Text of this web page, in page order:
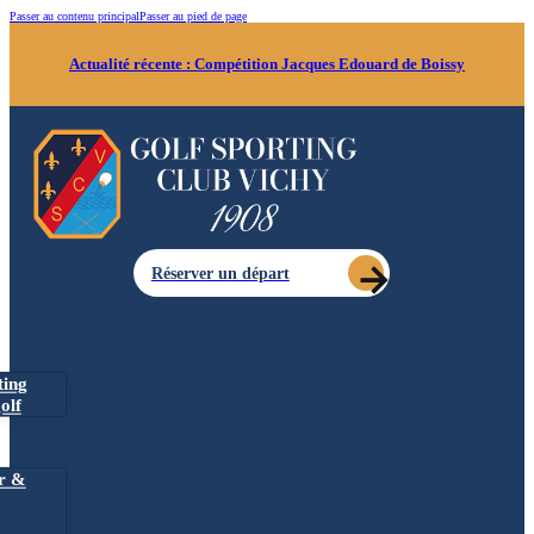
Passer au contenu principalPasser au pied de page
Actualité récente : Compétition Jacques Edouard de Boissy
Réserver un départ
&